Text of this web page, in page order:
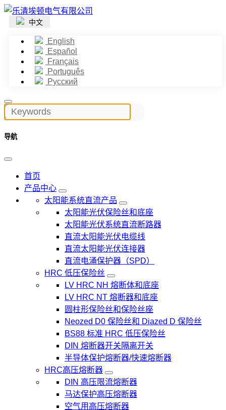
中文
English
Español
Français
Português
Русский
导航
首页
产品中心
太阳能系统直流产品
太阳能光伏保险丝和底座
太阳能光伏系统直流断路器
直流太阳能光伏电缆线
直流太阳能光伏连接器
直流电涌保护器（SPD）
HRC 低压保险丝
LV HRC NH 熔断体和底座
LV HRC NT 熔断器和底座
圆柱形保险丝和保险丝座
Neozed D0 保险丝和 Diazed D 保险丝
BS88 标准 HRC 低压保险丝
DIN 熔断器开关隔离开关
半导体保护熔断器/快速熔断器
HRC高压熔断器
DIN 高压限流熔断器
马达保护高压熔断器
空气用高压熔断器